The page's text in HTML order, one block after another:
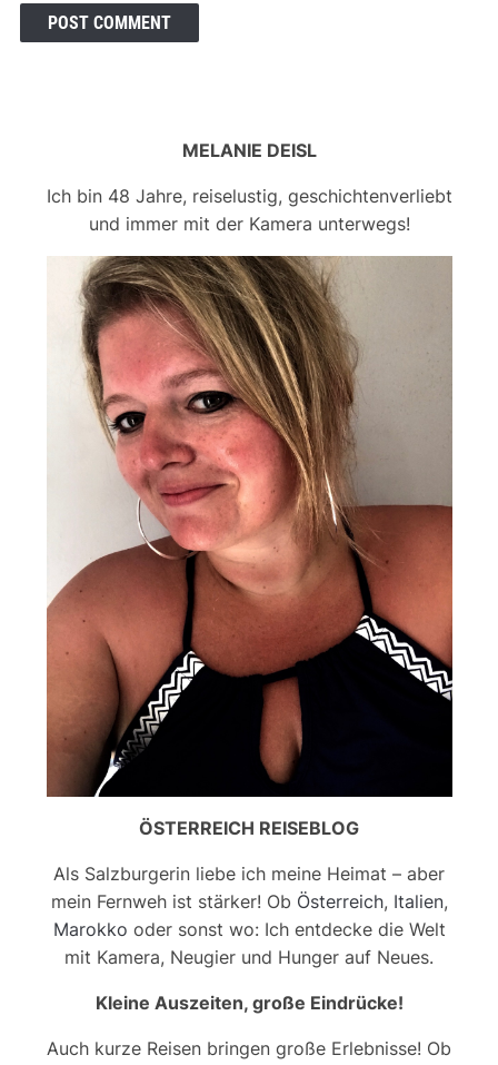
MELANIE DEISL
Ich bin 48 Jahre, reiselustig, geschichtenverliebt
und immer mit der Kamera unterwegs!
ÖSTERREICH REISEBLOG
Als Salzburgerin liebe ich meine Heimat – aber
mein Fernweh ist stärker! Ob Österreich, Italien,
Marokko oder sonst wo: Ich entdecke die Welt
mit Kamera, Neugier und Hunger auf Neues.
Kleine Auszeiten, große Eindrücke!
Auch kurze Reisen bringen große Erlebnisse! Ob